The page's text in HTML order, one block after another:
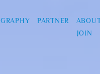
PARTNER ABOUT
JOIN